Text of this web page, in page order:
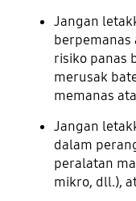
Jangan
risiko panas
merusak
memanas
Jangan
dalam
peralatan
mikro, dll.),